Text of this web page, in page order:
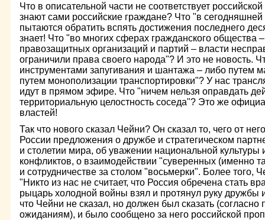
Что в описательной части не соответствует
знают сами российские граждане? Что "в
пытаются обратить вспять достижения последнего
знает! Что "во многих сферах гражданского общества
правозащитных организаций и партий – власти
ограничили права своего народа"? И это не новость.
инструментами запугивания и шантажа – либо путем
путем монополизации транспортировки"? У нас
идут в прямом эфире. Что "ничем нельзя оправдать
территориальную целостность соседа"? Это же
властей!
Так что нового сказал Чейни? Он сказал то, чего от
России предложения о дружбе и стратегическом
и столетии мира, об уважении национальной
конфликтов, о взаимодействии "суверенных (именно
и сотрудничестве за столом "восьмерки". Более того,
"Никто из нас не считает, что Россия обречена стать
рыцарь холодной войны взял и протянул руку дружбы
что Чейни не сказал, но должен был сказать (согласно
ожиданиям), и было сообщено за него российской